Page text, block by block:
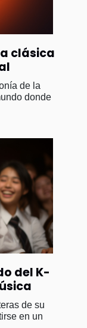
clásica
de la
donde
del K-
de su
en un